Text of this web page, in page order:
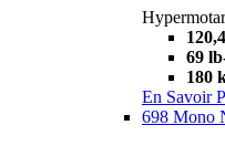
69
180
En Savoir
698 Mono